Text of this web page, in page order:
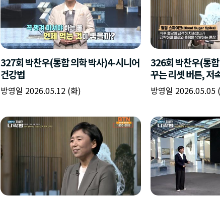
327회 박찬우(통합 의학 박사)4-시니어
건강법
방영일 2026.05.12 (화)
326회 박찬우(통
꾸는 리셋 버튼, 저
방영일 2026.05.05